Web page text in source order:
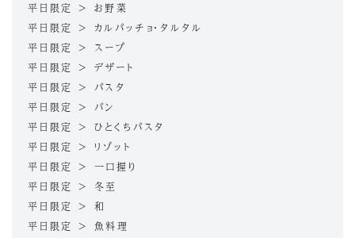
平日限定 > お野菜
平日限定 > カルパッチョ・タルタル
平日限定 > スープ
平日限定 > デザート
平日限定 > パスタ
平日限定 > パン
平日限定 > ひとくちパスタ
平日限定 > リゾット
平日限定 > 一口握り
平日限定 > 冬至
平日限定 > 和
平日限定 > 魚料理